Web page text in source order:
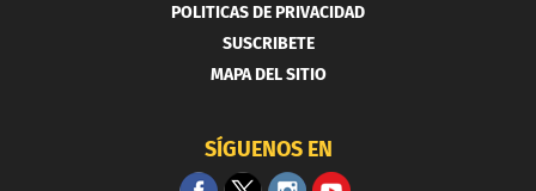
POLITICAS DE PRIVACIDAD
SUSCRIBETE
MAPA DEL SITIO
SÍGUENOS EN